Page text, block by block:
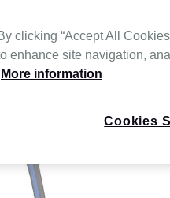
clicking “Accept All
enhance site navigation,
More information
Cookies